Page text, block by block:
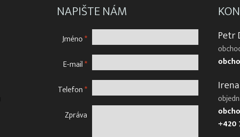
NAPIŠTE NÁM
Jméno*
E-mail*
Telefon*
Zpráva
Petr
+420